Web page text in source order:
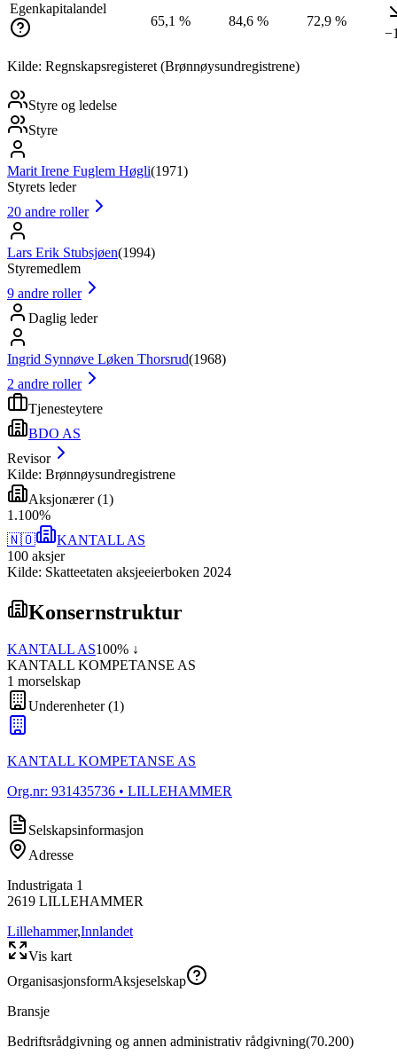
Egenkapitalandel
65,1 %
84,6 %
72,9 %
Kilde: Regnskapsregisteret (Brønnøysundregistrene)
Styre og ledelse
Styre
Marit Irene Fuglem Høgli(1971)
Styrets leder
20 andre roller
Lars Erik Stubsjøen(1994)
Styremedlem
9 andre roller
Daglig leder
Ingrid Synnøve Løken Thorsrud(1968)
2 andre roller
Tjenesteytere
BDO AS
Revisor
Kilde: Brønnøysundregistrene
Aksjonærer(1)
1 .100%
🇳🇴
KANTALL AS
100 aksjer
Kilde: Skatteetaten aksjeeierboken 2024
Konsernstruktur
KANTALL AS100% ↓
KANTALL KOMPETANSE AS
1 morselskap
Underenheter(1)
KANTALL KOMPETANSE AS
Org.nr: 931435736 • LILLEHAMMER
Selskapsinformasjon
Adresse
Industrigata 1
2619 LILLEHAMMER
Lillehammer,Innlandet
Vis kart
OrganisasjonsformAksjeselskap
Bransje
Bedriftsrådgivning og annen administrativ rådgivning(70.200)